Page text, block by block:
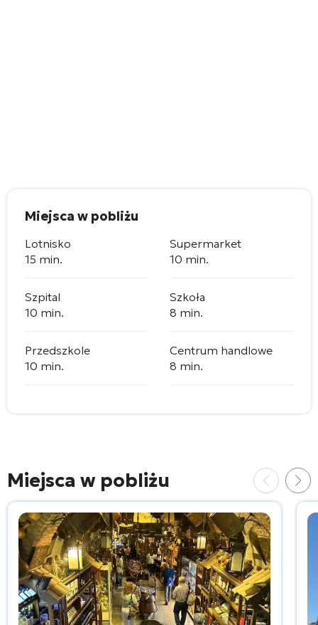
Miejsca w pobliżu
Lotnisko
15 min.
Supermarket
10 min.
Szpital
10 min.
Szkoła
8 min.
Przedszkole
10 min.
Centrum handlowe
8 min.
Miejsca w pobliżu